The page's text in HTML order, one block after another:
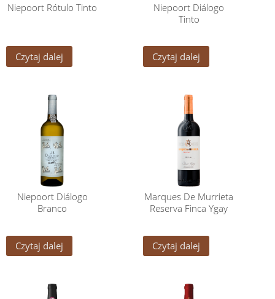
Niepoort Rótulo Tinto
Czytaj dalej
Niepoort Diálogo
Tinto
Czytaj dalej
Niepoort Diálogo
Branco
Czytaj dalej
Marques De Murrieta
Reserva Finca Ygay
Czytaj dalej